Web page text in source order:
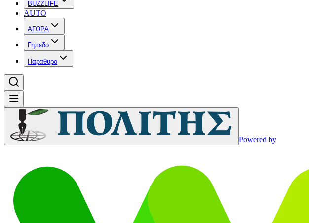
BUZZLIFE
AUTO
ΑΓΟΡΑ
Γηπεδο
Παραθυρο
Powered by